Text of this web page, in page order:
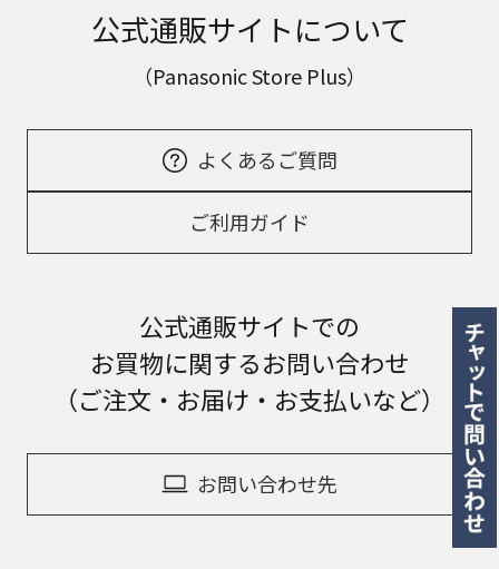
公式通販サイトについて
（Panasonic Store Plus）
よくあるご質問
ご利用ガイド
公式通販サイトでの
お買物に関するお問い合わせ
（ご注文・お届け・お支払いなど）
お問い合わせ先